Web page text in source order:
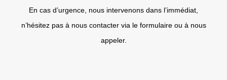
En cas d’urgence, nous intervenons dans l’immédiat,
n’hésitez pas à nous contacter via le formulaire ou à nous
appeler.